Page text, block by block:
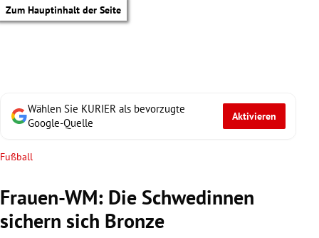
Zum Hauptinhalt der Seite
Wählen Sie KURIER als bevorzugte
Google-Quelle
Aktivieren
Fußball
Frauen-WM: Die Schwedinnen
sichern sich Bronze